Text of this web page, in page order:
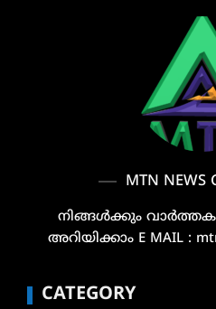
MTN NEWS
നിങ്ങൾക്കും
അറിയിക്കാം E MAIL :
CATEGORY